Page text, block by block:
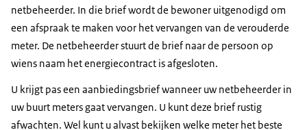
netbeheerder. In die brief wordt de bewoner uitgenodigd om
een afspraak te maken voor het vervangen van de verouderde
meter. De netbeheerder stuurt de brief naar de persoon op
wiens naam het energiecontract is afgesloten.
U krijgt pas een aanbiedingsbrief wanneer uw netbeheerder in
uw buurt meters gaat vervangen. U kunt deze brief rustig
afwachten. Wel kunt u alvast bekijken welke meter het beste